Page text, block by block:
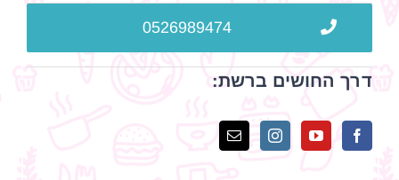
0526989474
דרך החושים ברשת: